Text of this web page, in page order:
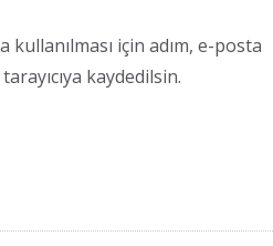
için adım, e-posta
kaydedilsin.